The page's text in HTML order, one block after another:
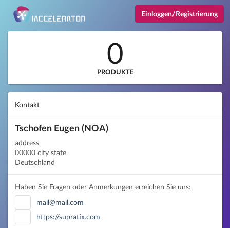
Einloggen/Registrierung
0
PRODUKTE
Kontakt
Tschofen Eugen (NOA)
address
00000 city state
Deutschland
Haben Sie Fragen oder Anmerkungen erreichen Sie uns:
mail@mail.com
https://supratix.com